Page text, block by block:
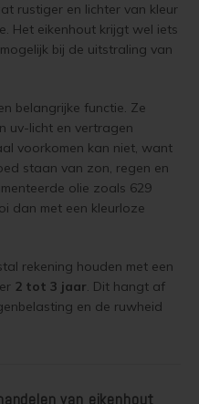
verf van Jotun
rustiger en lichter van kleur
Het eikenhout krijgt wel iets
bij de uitstraling van
belangrijke functie. Ze
uv-licht en vertragen
voorkomen kan niet, want
staan van zon, regen en
olie zoals 629
dan met een kleurloze
rekening houden met een
2 tot 3 jaar. Dit hangt af
en de ruwheid
van eikenhout